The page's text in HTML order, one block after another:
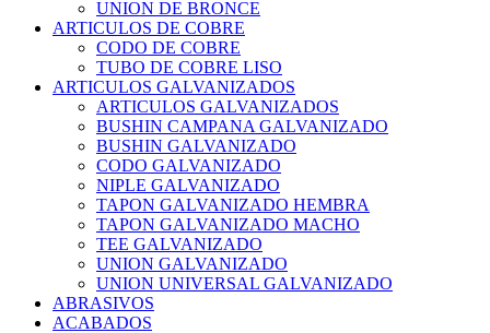
UNION DE BRONCE
ARTICULOS DE COBRE
CODO DE COBRE
TUBO DE COBRE LISO
ARTICULOS GALVANIZADOS
ARTICULOS GALVANIZADOS
BUSHIN CAMPANA GALVANIZADO
BUSHIN GALVANIZADO
CODO GALVANIZADO
NIPLE GALVANIZADO
TAPON GALVANIZADO HEMBRA
TAPON GALVANIZADO MACHO
TEE GALVANIZADO
UNION GALVANIZADO
UNION UNIVERSAL GALVANIZADO
ABRASIVOS
ACABADOS